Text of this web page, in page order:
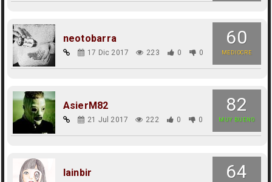
60
MEDIOCRE
neotobarra
17 Dic 2017 223 0 0
82
MUY BUENO
AsierM82
21 Jul 2017 222 0 0
64
lainbir